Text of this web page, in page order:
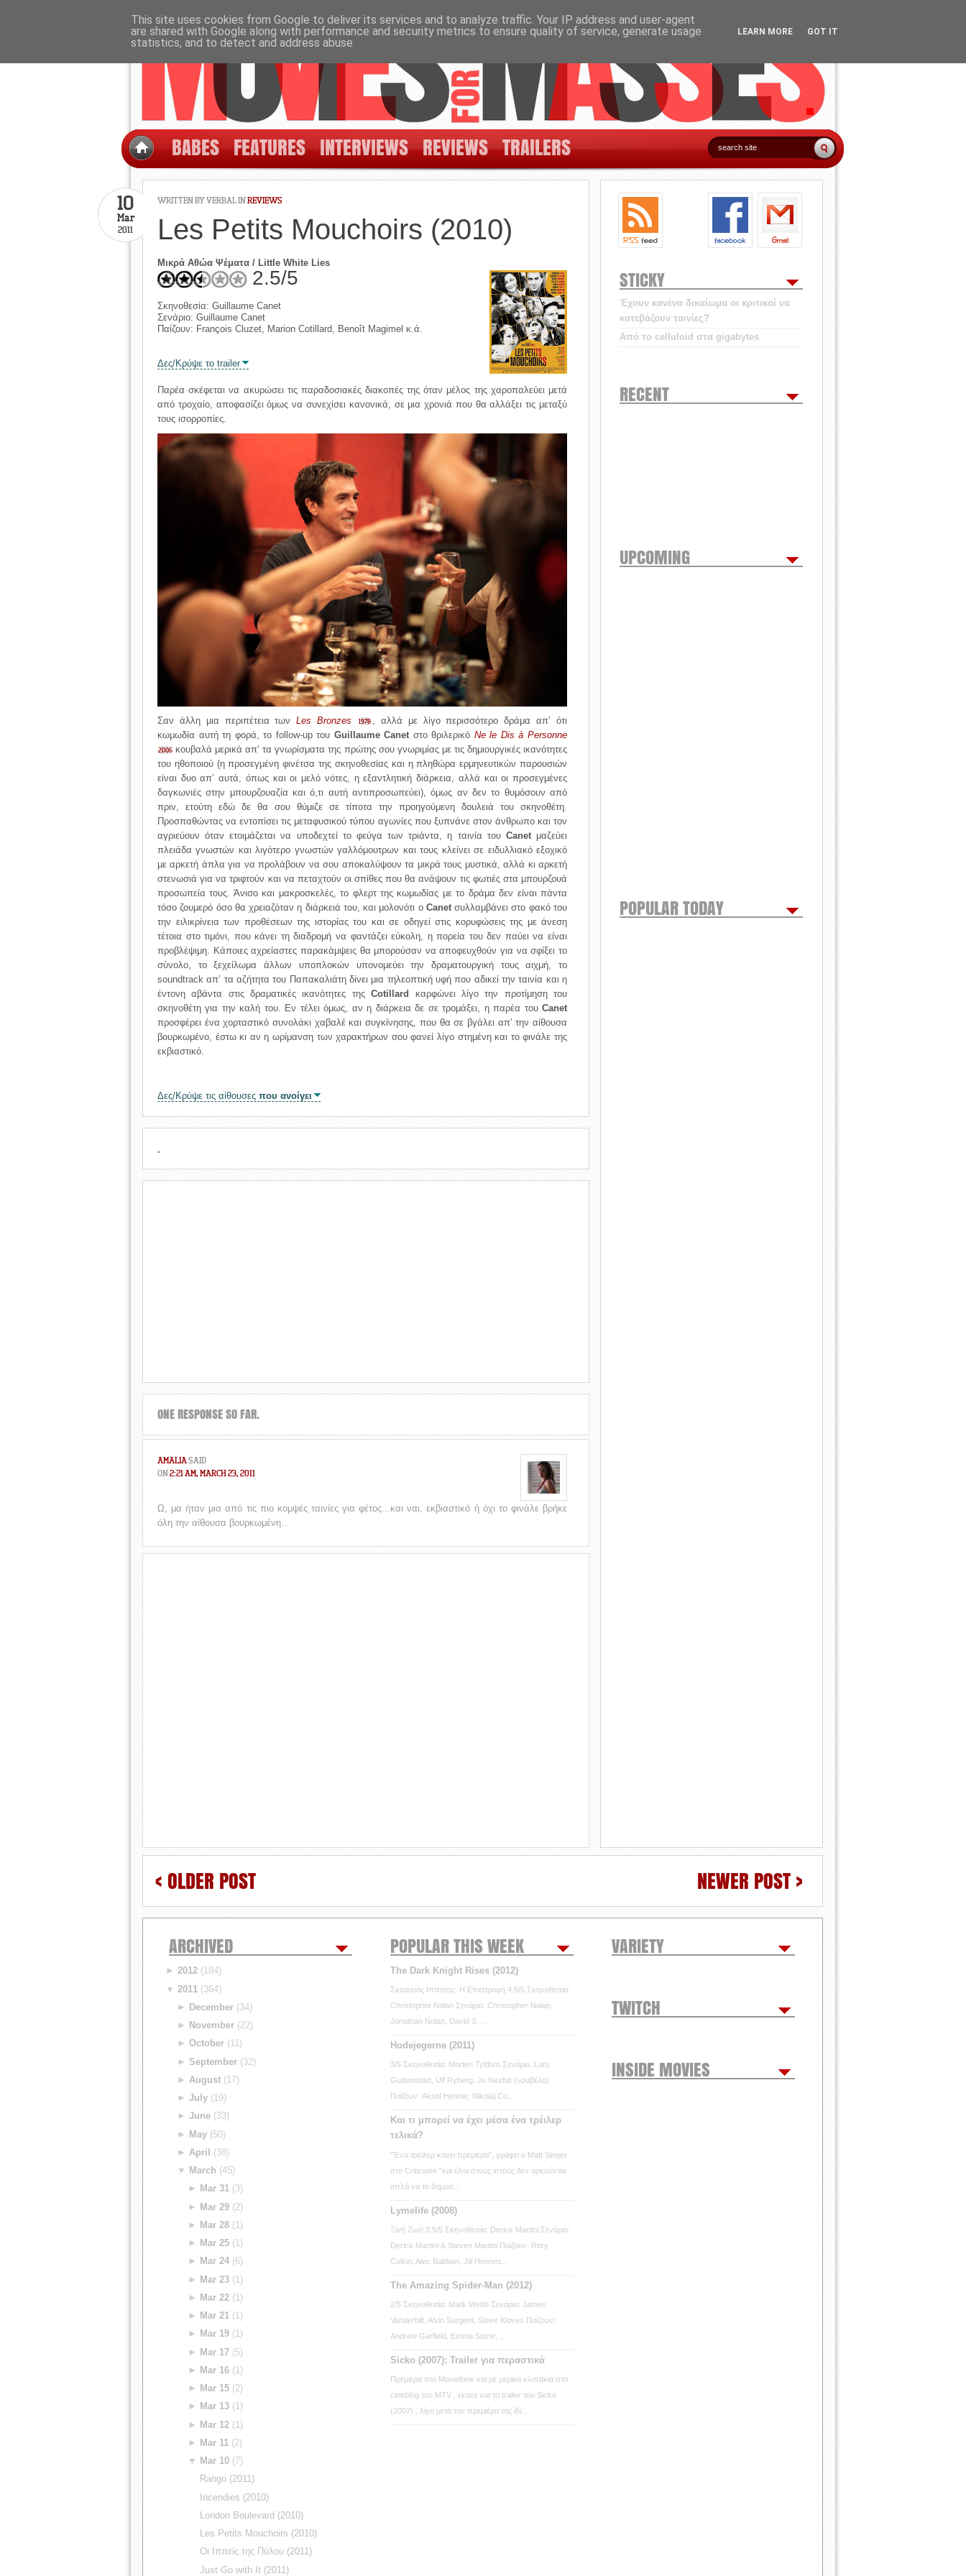
BABES FEATURES INTERVIEWS REVIEWS TRAILERS
WRITTEN BYVERBALINREVIEWS
10
Mar
2011 Les Petits Mouchoirs (2010)
Μικρά Αθώα Ψέματα / Little White Lies
2.5/5
Σκηνοθεσία: Guillaume Canet
Σενάριο: Guillaume Canet
Παίζουν: François Cluzet, Marion Cotillard, Benoît Magimel κ.ά.
Δες/Κρύψε το trailer
Παρέα σκέφεται να ακυρώσει τις παραδοσιακές διακοπές της όταν μέλος της χαροπαλεύει μετά
από τροχαίο, αποφασίζει όμως να συνεχίσει κανονικά, σε μια χρονιά που θα αλλάξει τις μεταξύ
τους ισορροπίες.
Σαν άλλη μια περιπέτεια τωνLes Bronzes 1978 , αλλά με λίγο περισσότερο δράμα απ’ ότι
κωμωδία αυτή τη φορά, το follow-up του Guillaume Canet στο θριλερικό Ne le Dis à Personne
2006 κουβαλά μερικά απ’ τα γνωρίσματα της πρώτης σου γνωριμίας με τις δημιουργικές ικανότητες
του ηθοποιού (η προσεγμένη φινέτσα της σκηνοθεσίας και η πληθώρα ερμηνευτικών παρουσιών
είναι δυο απ’ αυτά, όπως και οι μελό νότες, η εξαντλητική διάρκεια, αλλά και οι προσεγμένες
δαγκωνιές στην μπουρζουαζία και ό,τι αυτή αντιπροσωπεύει), όμως αν δεν το θυμόσουν από
πριν, ετούτη εδώ δε θα σου θύμιζε σε τίποτα την προηγούμενη δουλειά του σκηνοθέτη.
Προσπαθώντας να εντοπίσει τις μεταφυσικού τύπου αγωνίες που ξυπνάνε στον άνθρωπο και τον
αγριεύουν όταν ετοιμάζεται να υποδεχτεί το φεύγα των τριάντα, η ταινία του Canetμαζεύει
πλειάδα γνωστών και λιγότερο γνωστών γαλλόμουτρων και τους κλείνει σε ειδυλλιακό εξοχικό
με αρκετή άπλα για να προλάβουν να σου αποκαλύψουν τα μικρά τους μυστικά, αλλά κι αρκετή
στενωσιά για να τριφτούν και να πεταχτούν οι σπίθες που θα ανάψουν τις φωτιές στα μπουρζουά
προσωπεία τους. Άνισο και μακροσκελές, το φλερτ της κωμωδίας με το δράμα δεν είναι πάντα
τόσο ζουμερό όσο θα χρειαζόταν η διάρκειά του, και μολονότι ο Canetσυλλαμβάνει στο φακό του
την ειλικρίνεια των προθέσεων της ιστορίας του και σε οδηγεί στις κορυφώσεις της με άνεση
τέτοια στο τιμόνι, που κάνει τη διαδρομή να φαντάζει εύκολη, η πορεία του δεν παύει να είναι
προβλέψιμη. Κάποιες αχρείαστες παρακάμψεις θα μπορούσαν να αποφευχθούν για να σφίξει το
σύνολο, το ξεχείλωμα άλλων υποπλοκών υπονομεύει την δραματουργική τους αιχμή, το
soundtrack απ’ τα αζήτητα του Παπακαλιάτη δίνει μια τηλεοπτική υφή που αδικεί την ταινία και η
έντονη αβάντα στις δραματικές ικανότητες τηςCotillard
καρφώνει λίγο την προτίμηση του
σκηνοθέτη για την καλή του. Εν τέλει όμως, αν η διάρκεια δε σε τρομάξει, η παρέα του Canet
προσφέρει ένα χορταστικό συνολάκι χαβαλέ και συγκίνησης, που θα σε βγάλει απ’ την αίθουσα
βουρκωμένο, έστω κι αν η ωρίμανση των χαρακτήρων σου φανεί λίγο στημένη και το φινάλε της
εκβιαστικό.
Δες/Κρύψε τις αίθουσες που ανοίγει
.
ONE RESPONSE SO FAR.
AMALIASAID
ON2:21 AM, MARCH 23, 2011
Ω, μα ήταν μια από τις πιο κομψές ταινίες για φέτος...και ναι, εκβιαστικό ή όχι το φινάλε βρήκε
όλη την αίθουσα βουρκωμένη...
< OLDER POST NEWER POST >
STICKY
Έχουν κανένα δικαίωμα οι κριτικοί να
κατεβάζουν ταινίες?
Από το celluloid στα gigabytes
RECENT
UPCOMING
POPULAR TODAY
ARCHIVED
►2012 (184)
▼2011 (364)
►
December(34)
►
November(22)
► October(11)
► September(32)
► August(17)
► July(19)
► June(33)
► May(50)
► April
(38)
▼ March (45)
►
Mar 31 (3)
► Mar 29 (2)
►
Mar 28 (1)
►
Mar 25 (1)
►
Mar 24 (6)
► Mar 23 (1)
►
Mar 22 (1)
►
Mar 21 (1)
►
Mar 19 (1)
► Mar 17 (5)
►
Mar 16 (1)
►
Mar 15 (2)
►
Mar 13 (1)
► Mar 12 (1)
►
Mar 11 (2)
▼ Mar 10 (7)
Rango (2011)
Incendies (2010)
London Boulevard (2010)
Les Petits Mouchoirs (2010)
Οι Ιππείς της Πύλου (2011)
Just Go with It (2011)
POPULAR THIS WEEK
The Dark Knight Rises (2012)
Σκοτεινός Ιππότης: Η Επιστροφή 4.5/5 Σκηνοθεσία:
Christopher Nolan Σενάριο: Christopher Nolan,
Jonathan Nolan, David S....
Hodejegerne (2011)
3/5 Σκηνοθεσία: Morten Tyldum Σενάριο: Lars
Gudemstad, Ulf Ryberg, Jo Nesbø (νουβέλα)
Παίζουν: Aksel Hennie, Nikolaj Co...
Και τι μπορεί να έχει μέσα ένα τρέιλερ
τελικά?
"Ένα τρέιλερ κάνει πρεμιέρα", γράφει ο Matt Singer
στο Criticwire "και όλοι στους ιστούς δεν αρκούνται
απλά να το δημοσ...
Lymelife (2008)
Ξινή Ζωή 3.5/5 Σκηνοθεσία: Derick Martini Σενάριο:
Derick Martini & Steven Martini Παίζουν: Rory
Culkin, Alec Baldwin, Jill Hennes...
The Amazing Spider-Man (2012)
2/5 Σκηνοθεσία: Mark Webb Σενάριο: James
Vanderbilt, Alvin Sargent, Steve Kloves Παίζουν:
Andrew Garfield, Emma Stone, ...
Sicko (2007): Trailer για περαστικά
Πρεμιέρα στο Moviefone και με μερικά κλιπάκια στο
cineblog του MTV , έκανε και το trailer του Sicko
(2007) , λίγο μετά την πρεμιέρα της ίδι...
VARIETY
TWITCH
INSIDE MOVIES
This site uses cookies from Google to deliver its services and to analyze traffic. Your IP address and user-agent
are shared with Google along with performance and security metrics to ensure quality of service, generate usage
statistics, and to detect and address abuse.
LEARN MORE GOT IT